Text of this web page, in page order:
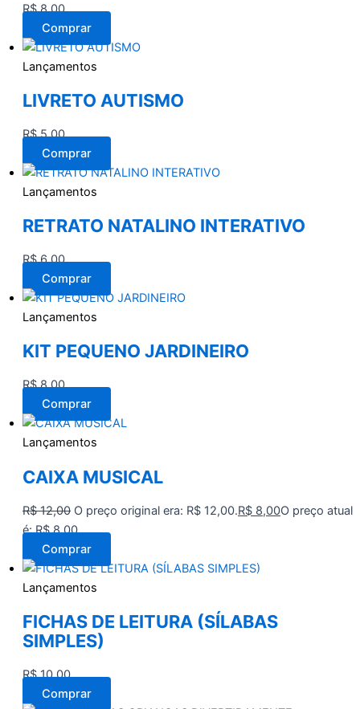
R$8,00
Comprar
Lançamentos
LIVRETO AUTISMO
R$5,00
Comprar
Lançamentos
RETRATO NATALINO INTERATIVO
R$6,00
Comprar
Lançamentos
KIT PEQUENO JARDINEIRO
R$8,00
Comprar
Lançamentos
CAIXA MUSICAL
R$12,00 O preço original era: R$ 12,00.R$ 8,00O preço atual
é: R$ 8,00.
Comprar
Lançamentos
FICHAS DE LEITURA (SÍLABAS
SIMPLES)
R$10,00
Comprar